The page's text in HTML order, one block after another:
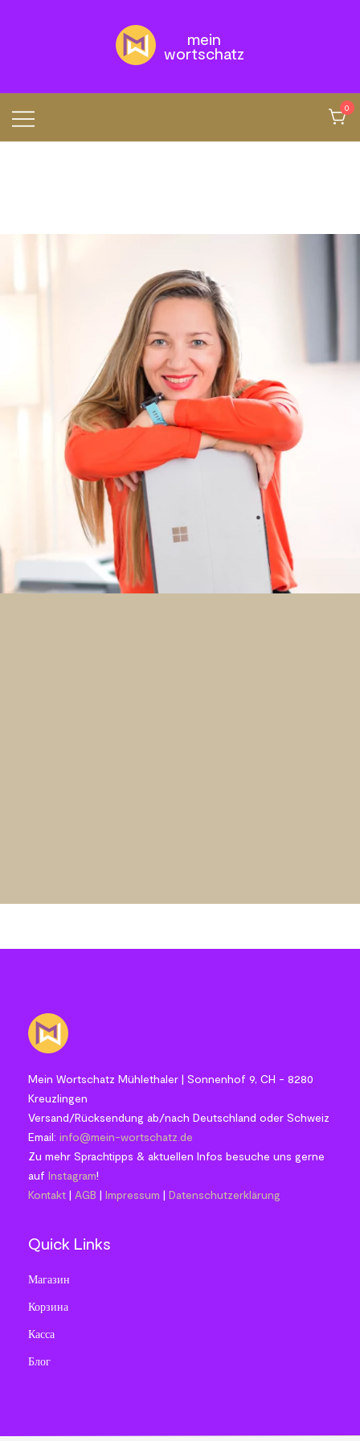
mein
wortschatz
0
Mein Wortschatz Mühlethaler | Sonnenhof 9, CH - 8280
Kreuzlingen
Versand/Rücksendung ab/nach Deutschland oder Schweiz
Email: info@mein-wortschatz.de
Zu mehr Sprachtipps & aktuellen Infos besuche uns gerne
auf Instagram!
Kontakt | AGB | Impressum | Datenschutzerklärung
Quick Links
Магазин
Корзина
Касса
Блог